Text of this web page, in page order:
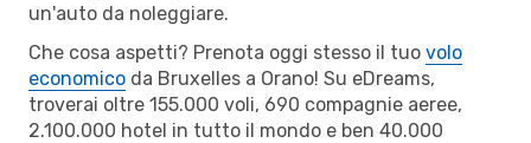
un'auto da noleggiare.
Che cosa aspetti? Prenota oggi stesso il tuo volo
economico da Bruxelles a Orano! Su eDreams,
troverai oltre 155.000 voli, 690 compagnie aeree,
2.100.000 hotel in tutto il mondo e ben 40.000